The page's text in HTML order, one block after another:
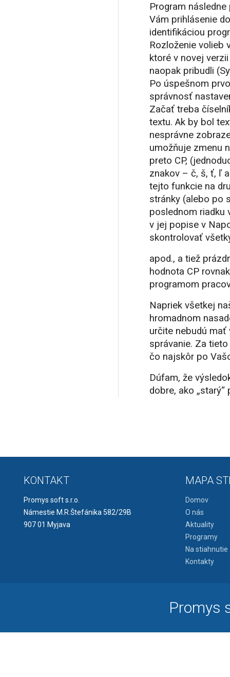
Program
Vám prihlásenie
identifikáciou
Rozloženie volieb
ktoré v novej
naopak pribudli
Po úspešnom
správnosť
Začať treba
textu. Ak by bol
nesprávne
umožňuje zmenu
preto CP,
znakov – č, š, ť, ľ
tejto funkcie na
stránky (alebo po
poslednom riadku
v jej popise v
skontrolovať
apod., a tiež
hodnota CP
programom
Napriek všetkej
hromadnom
určite nebudú
správanie. Za
čo najskôr po
Dúfam, že
dobre, ako „starý“
KONTAKT
Promys soft s.r.o.
Námestie M.R.Štefánika 582/29B
907 01 Myjava
MAPA
Domov
O nás
Aktuality
Programy
Na stiahnutie
Kontakty
Promys